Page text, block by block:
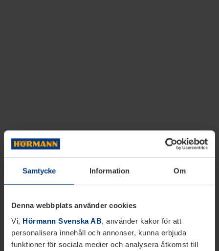
Samtycke Information Om
Denna webbplats använder cookies
Vi, Hörmann Svenska AB, använder kakor för att
personalisera innehåll och annonser, kunna erbjuda
funktioner för sociala medier och analysera åtkomst till